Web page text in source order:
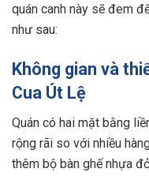
quán canh này sẽ đem
như sau:
Không gian và
Cua Út Lệ
Quán có hai mặt bằng
rộng rãi so với nhiều
thêm bộ bàn ghế nhựa